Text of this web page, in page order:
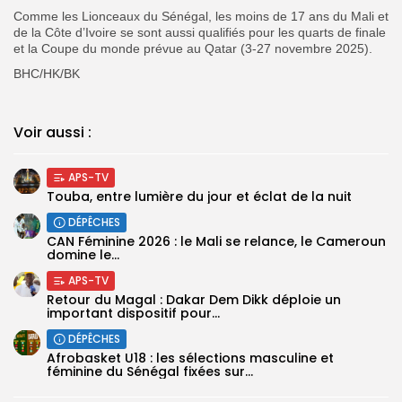
Comme les Lionceaux du Sénégal, les moins de 17 ans du Mali et
de la Côte d’Ivoire se sont aussi qualifiés pour les quarts de finale
et la Coupe du monde prévue au Qatar (3-27 novembre 2025).
BHC/HK/BK
Voir aussi :
APS-TV
Touba, entre lumière du jour et éclat de la nuit
DÉPÊCHES
‎CAN Féminine 2026 : le Mali se relance, le Cameroun
domine le...
APS-TV
Retour du Magal : Dakar Dem Dikk déploie un
important dispositif pour...
DÉPÊCHES
‎Afrobasket U18 : les sélections masculine et
féminine du Sénégal fixées sur...